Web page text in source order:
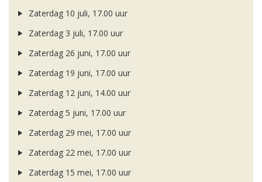
Zaterdag 10 juli, 17.00 uur
Zaterdag 3 juli, 17.00 uur
Zaterdag 26 juni, 17.00 uur
Zaterdag 19 juni, 17.00 uur
Zaterdag 12 juni, 14.00 uur
Zaterdag 5 juni, 17.00 uur
Zaterdag 29 mei, 17.00 uur
Zaterdag 22 mei, 17.00 uur
Zaterdag 15 mei, 17.00 uur